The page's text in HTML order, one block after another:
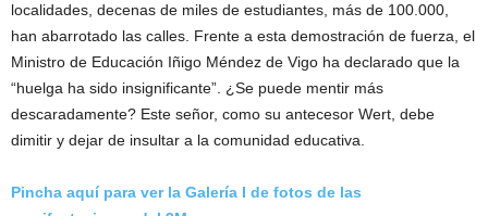
localidades, decenas de miles de estudiantes, más de 100.000,
han abarrotado las calles. Frente a esta demostración de fuerza, el
Ministro de Educación Iñigo Méndez de Vigo ha declarado que la
“huelga ha sido insignificante”. ¿Se puede mentir más
descaradamente? Este señor, como su antecesor Wert, debe
dimitir y dejar de insultar a la comunidad educativa.
Pincha aquí para ver la Galería I de fotos de las